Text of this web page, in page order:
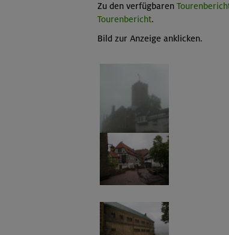
Zu den verfügbaren
Tourenbericht.
Bild zur Anzeige anklicken.